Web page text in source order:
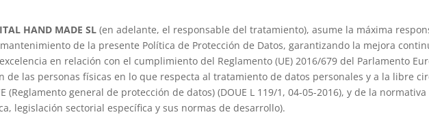
HAND MADE SL (en adelante, el responsable del tratamiento), asume la máxima
de la presente Política de Protección de Datos, garantizando la mejora
en relación con el cumplimiento del Reglamento (UE) 2016/679 del Parlamento
de las personas físicas en lo que respecta al tratamiento de datos personales y a la libre
(Reglamento general de protección de datos) (DOUE L 119/1, 04-05-2016), y de la
legislación sectorial específica y sus normas de desarrollo).